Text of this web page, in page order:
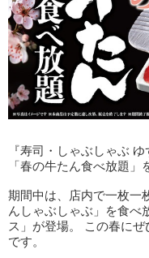
『寿司・しゃぶしゃぶ
「春の牛たん食べ放題」
期間中は、店内で一枚一
んしゃぶしゃぶ」を食べ
ス」が登場。 この春に
です。